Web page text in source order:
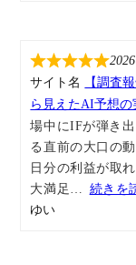
サイト名
【調査
ら見えたAI予想の
場中にIFが弾き
る直前の大口の
日分の利益が取
大満足
続きを
ゆい